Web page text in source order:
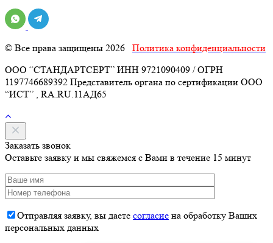
© Все права защищены 2026 Политика конфиденциальности
ООО “СТАНДАРТСЕРТ” ИНН 9721090409 / ОГРН
1197746689392 Представитель органа по сертификации ООО
“ИСТ” , RA.RU.11АД65
Заказать звонок
Оставьте заявку и мы свяжемся с Вами в течение 15 минут
Отправляя заявку, вы даете согласие на обработку Ваших
персональных данных